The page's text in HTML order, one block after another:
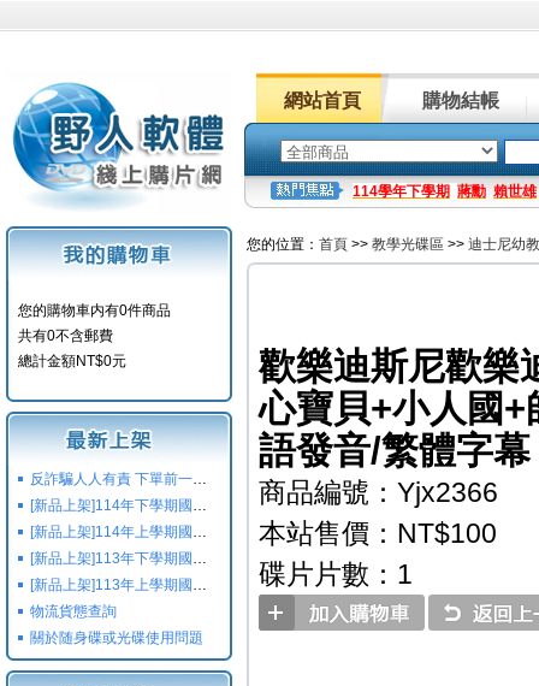
網站首頁 購物結帳
114學年下學期 蔣勳 賴世雄
您的購物車内有0件商品
共有0不含郵費
總計金額NT$0元
反詐騙人人有責 下單前一定要注意
[新品上架]114年下學期國小國中高中命題光碟,校用卷,習作
[新品上架]114年上學期國小國中高中命題光碟,校用卷,習作
[新品上架]113年下學期國小國中高中命題光碟,校用卷,習作
[新品上架]113年上學期國小國中高中命題光碟,校用卷,習作
物流貨態查詢
關於随身碟或光碟使用問題
您的位置： 首頁 >> 教學光碟區 >> 迪士尼幼
歡樂迪斯尼歡樂
心寶貝+小人國
語發音/繁體字
商品編號：Yjx2366
本站售價：NT$100
碟片片數：1